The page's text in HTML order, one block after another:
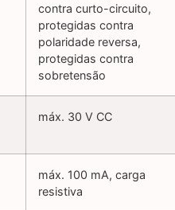
contra curto-circuito,
protegidas contra
polaridade reversa,
protegidas contra
sobretensão
máx. 30 V CC
máx. 100 mA, carga
resistiva